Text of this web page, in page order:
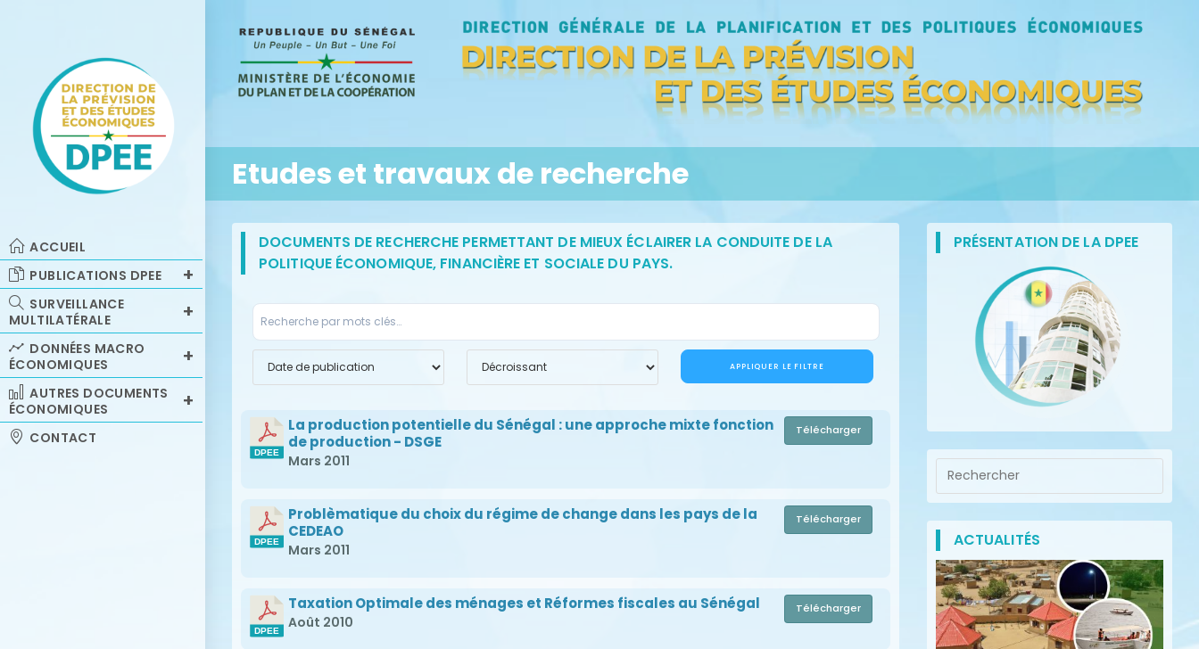
ACCUEIL
PUBLICATIONS DPEE
SURVEILLANCE
MULTILATÉRALE
DONNÉES MACRO
ÉCONOMIQUES
AUTRES DOCUMENTS
ÉCONOMIQUES
CONTACT
Etudes et travaux de recherche
DOCUMENTS DE RECHERCHE PERMETTANT DE MIEUX ÉCLAIRER LA CONDUITE DE LA
POLITIQUE ÉCONOMIQUE, FINANCIÈRE ET SOCIALE DU PAYS.
APPLIQUER LE FILTRE
La production potentielle du Sénégal : une approche mixte fonction
de production - DSGE
Mars 2011
Télécharger
Problèmatique du choix du régime de change dans les pays de la
CEDEAO
Mars 2011
Télécharger
Taxation Optimale des ménages et Réformes fiscales au Sénégal
Août 2010
Télécharger
PRÉSENTATION DE LA DPEE
ACTUALITÉS